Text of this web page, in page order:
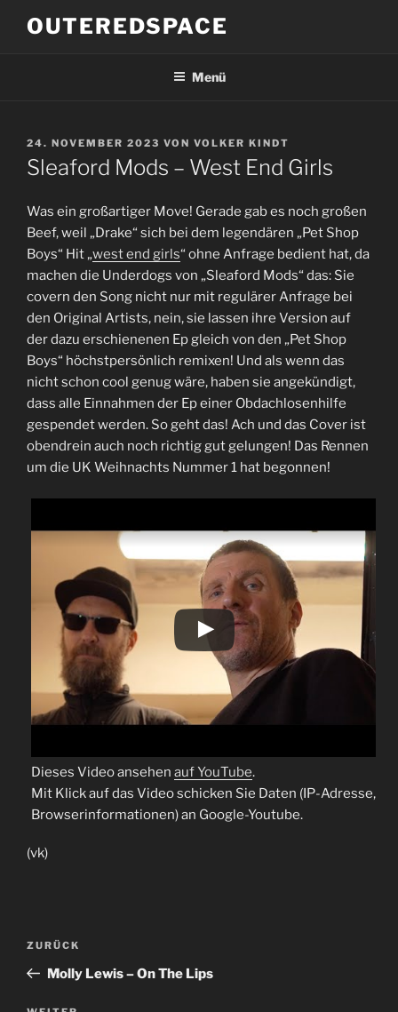
InhaltOUTEREDSPACE
Menü
VERÖFFENTLICHT
AM
24. NOVEMBER 2023 VON VOLKER KINDT
Sleaford Mods – West End Girls
Was ein großartiger Move! Gerade gab es noch großen
Beef, weil „Drake“ sich bei dem legendären „Pet Shop
Boys“ Hit „west end girls“ ohne Anfrage bedient hat, da
machen die Underdogs von „Sleaford Mods“ das: Sie
covern den Song nicht nur mit regulärer Anfrage bei
den Original Artists, nein, sie lassen ihre Version auf
der dazu erschienenen Ep gleich von den „Pet Shop
Boys“ höchstpersönlich remixen! Und als wenn das
nicht schon cool genug wäre, haben sie angekündigt,
dass alle Einnahmen der Ep einer Obdachlosenhilfe
gespendet werden. So geht das! Ach und das Cover ist
obendrein auch noch richtig gut gelungen! Das Rennen
um die UK Weihnachts Nummer 1 hat begonnen!
Dieses Video ansehen auf YouTube.
Mit Klick auf das Video schicken Sie Daten (IP-Adresse,
Browserinformationen) an Google-Youtube.
(vk)
Beitragsnavigation
Vorheriger
Beitrag
ZURÜCK
Molly Lewis – On The Lips